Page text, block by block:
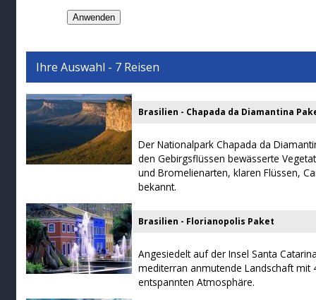
Ihre Auswahl - 7 Reisen
Brasilien - Chapada da Diamantina
Der Nationalpark Chapada da
den Gebirgsflüssen bewässerte
und Bromelienarten, klaren Flüssen,
bekannt.
Brasilien - Florianopolis Paket
Angesiedelt auf der Insel Santa
mediterran anmutende Landschaft mit
entspannten Atmosphäre.